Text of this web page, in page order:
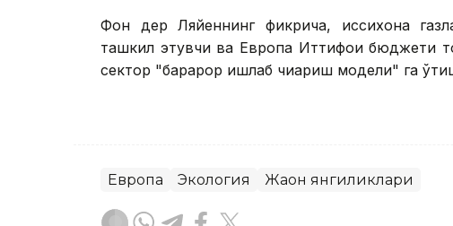
Фон дер Ляйеннинг фикрича, иссиқхона
ташкил этувчи ва Европа Иттифоқи бюджети
сектор "барқарор ишлаб чиқариш модели" га
Европа Экология Жаҳон янгиликлари